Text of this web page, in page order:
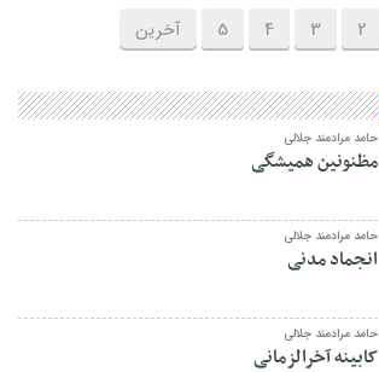
2
3
4
5 آخرین
حامد مرادمند جلالی
مظنونین همیشگی
حامد مرادمند جلالی
انجماد مدنی
حامد مرادمند جلالی
کابینه آخرالزمانی